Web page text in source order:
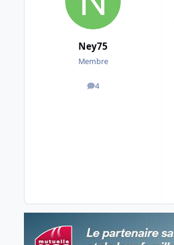
Ney75
Membre
4
messages